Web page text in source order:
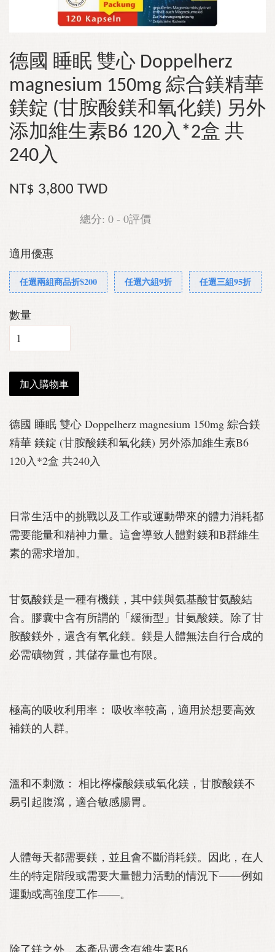
德國 睡眠 雙心 Doppelherz
magnesium 150mg 綜合鎂精華
鎂錠 (甘胺酸鎂和氧化鎂) 另外
添加維生素B6 120入*2盒 共
240入
NT$ 3,800 TWD
總分: 0 - 0評價
適用優惠
任選兩組商品折$200 任選六組9折 任選三組95折
數量
加入購物車
德國 睡眠 雙心 Doppelherz magnesium 150mg 綜合鎂
精華 鎂錠 (甘胺酸鎂和氧化鎂) 另外添加維生素B6
120入*2盒 共240入
日常生活中的挑戰以及工作或運動帶來的體力消耗都
需要能量和精神力量。這會導致人體對鎂和B群維生
素的需求增加。
甘氨酸鎂是一種有機鎂，其中鎂與氨基酸甘氨酸結
合。膠囊中含有所謂的「緩衝型」甘氨酸鎂。除了甘
胺酸鎂外，還含有氧化鎂。鎂是人體無法自行合成的
必需礦物質，其儲存量也有限。
極高的吸收利用率： 吸收率較高，適用於想要高效
補鎂的人群。
溫和不刺激： 相比檸檬酸鎂或氧化鎂，甘胺酸鎂不
易引起腹瀉，適合敏感腸胃。
人體每天都需要鎂，並且會不斷消耗鎂。因此，在人
生的特定階段或需要大量體力活動的情況下——例如
運動或高強度工作——。
除了鎂之外，本產品還含有維生素B6。